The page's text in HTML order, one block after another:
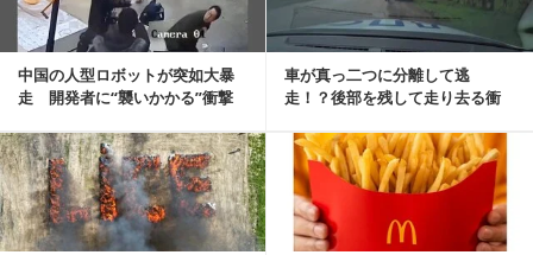
中国の人型ロボットが突如大暴
走 開発者に“襲いかかる”衝撃
車が真っ二つに分離して逃
走！？後部を残して走り去る衝
記事を読む